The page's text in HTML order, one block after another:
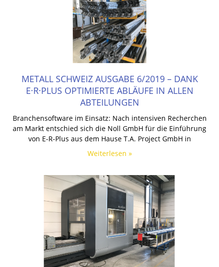
METALL SCHWEIZ AUSGABE 6/2019 – DANK
E·R·PLUS OPTIMIERTE ABLÄUFE IN ALLEN
ABTEILUNGEN
Branchensoftware im Einsatz: Nach intensiven Recherchen
am Markt entschied sich die Noll GmbH für die Einführung
von E-R-Plus aus dem Hause T.A. Project GmbH in
Weiterlesen »